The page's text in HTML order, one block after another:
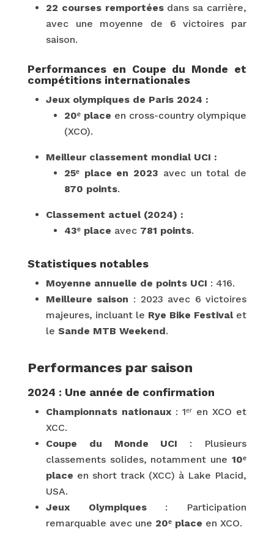
22 courses remportéesdans sa carrière,
avec une moyenne de 6 victoires par
saison.
Performances en Coupe du Monde et
compétitions internationales
Jeux olympiques de Paris 2024 :
20ᵉ place en cross-country olympique
(XCO).
Meilleur classement mondial UCI :
25ᵉ place en 2023 avec un total de
870 points.
Classement actuel (2024) :
43ᵉ place avec 781 points.
Statistiques notables
Moyenne annuelle de points UCI : 416.
Meilleure saison : 2023 avec 6 victoires
majeures, incluant le Rye Bike Festivalet
le Sande MTB Weekend.
Performances par saison
2024 : Une année de confirmation
Championnats nationaux: 1ᵉʳ en XCO et
XCC.
Coupe du Monde UCI : Plusieurs
classements solides, notamment une10ᵉ
place en short track (XCC) à Lake Placid,
USA.
Jeux Olympiques: Participation
remarquable avec une 20ᵉ place en XCO.